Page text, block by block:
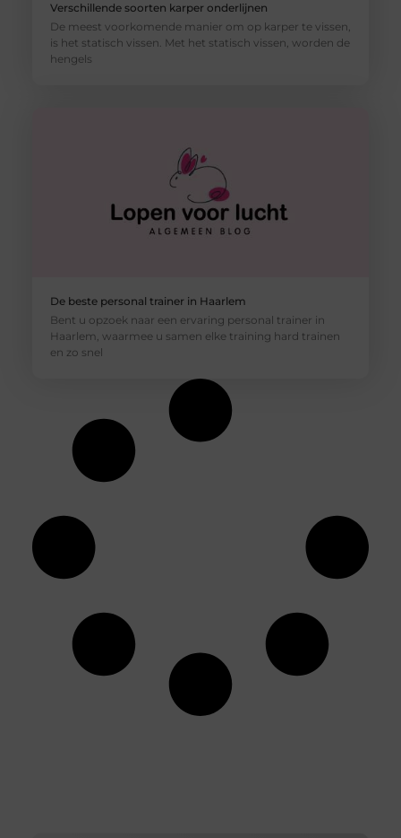
Verschillende soorten karper onderlijnen
De meest voorkomende manier om op karper te vissen,
is het statisch vissen. Met het statisch vissen, worden de
hengels
De beste personal trainer in Haarlem
Bent u opzoek naar een ervaring personal trainer in
Haarlem, waarmee u samen elke training hard trainen
en zo snel